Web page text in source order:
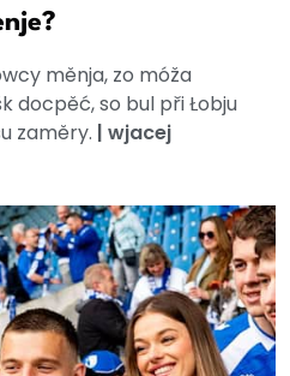
měnja, zo móža
docpěć, so bul při Łobju
zaměry. | wjacej